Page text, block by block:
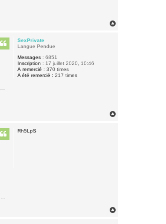
SexPrivate
Langue Pendue
Messages : 6851
Inscription : 17 juillet 2020, 10:46
A remercié : 370 times
A été remercié : 217 times
Rh5LpS